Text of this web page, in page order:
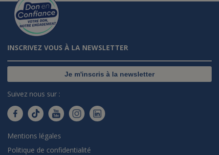
INSCRIVEZ VOUS À LA NEWSLETTER
Je m'inscris à la newsletter
Suivez nous sur :
Mentions légales
Politique de confidentialité